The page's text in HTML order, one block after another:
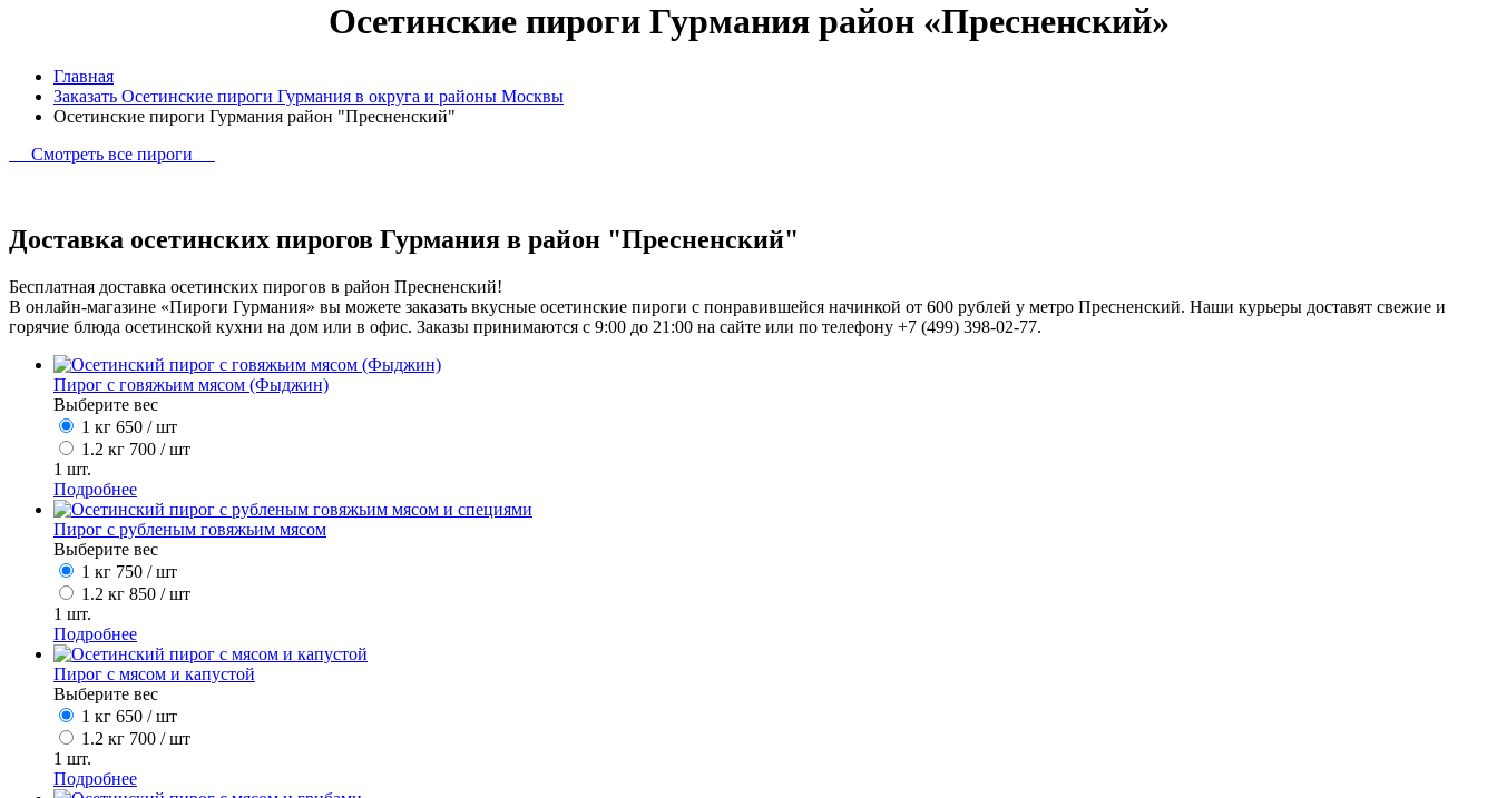
Осетинские пироги Гурмания район «Пресненский»
Главная
Заказать Осетинские пироги Гурмания в округа и районы Москвы
Осетинские пироги Гурмания район "Пресненский"
Смотреть все пироги
Доставка осетинских пирогов Гурмания в район "Пресненский"
Бесплатная доставка осетинских пирогов в район Пресненский!
В онлайн-магазине «Пироги Гурмания» вы можете заказать вкусные осетинские пироги с понравившейся начинкой от 600 рублей у метро Пресненский. Наши курьеры доставят свежие и
горячие блюда осетинской кухни на дом или в офис. Заказы принимаются с 9:00 до 21:00 на сайте или по телефону +7 (499) 398-02-77.
Пирог с говяжьим мясом (Фыджин)
Выберите вес
1 кг 650 / шт
1.2 кг 700 / шт
1 шт.
Подробнее
Пирог с рубленым говяжьим мясом
Выберите вес
1 кг 750 / шт
1.2 кг 850 / шт
1 шт.
Подробнее
Пирог с мясом и капустой
Выберите вес
1 кг 650 / шт
1.2 кг 700 / шт
1 шт.
Подробнее